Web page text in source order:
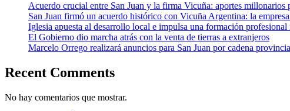
Acuerdo crucial entre San Juan y la firma Vicuña: aportes
San Juan firmó un acuerdo histórico con Vicuña Argentina: la
Iglesia apuesta al desarrollo local e impulsa una formación
El Gobierno dio marcha atrás con la venta de tierras a extranjeros
Marcelo Orrego realizará anuncios para San Juan por cadena
Recent Comments
No hay comentarios que mostrar.